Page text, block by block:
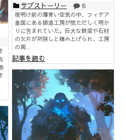
サブストーリー 6
夜明け前の薄青い空気の中、フィデア
皇国にある鍛造工房が慌ただしく明か
りに包まれていた。巨大な鉄梁や石材
の欠片が所狭しと積み上げられ、工房
の周...
記事を読む